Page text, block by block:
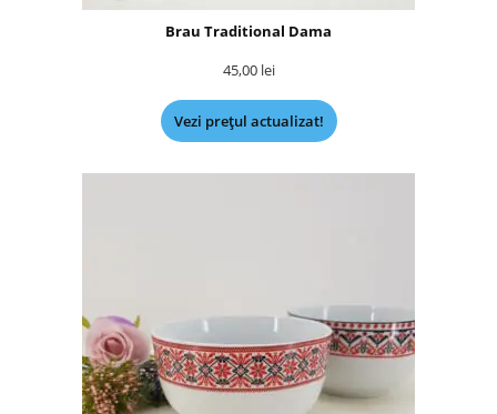
Brau Traditional Dama
45,00 lei
Vezi prețul actualizat!